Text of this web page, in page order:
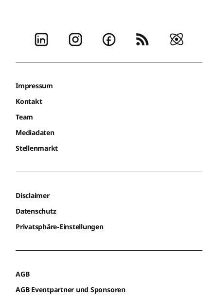
Impressum
Kontakt
Team
Mediadaten
Stellenmarkt
Disclaimer
Datenschutz
Privatsphäre-Einstellungen
AGB
AGB Eventpartner und Sponsoren